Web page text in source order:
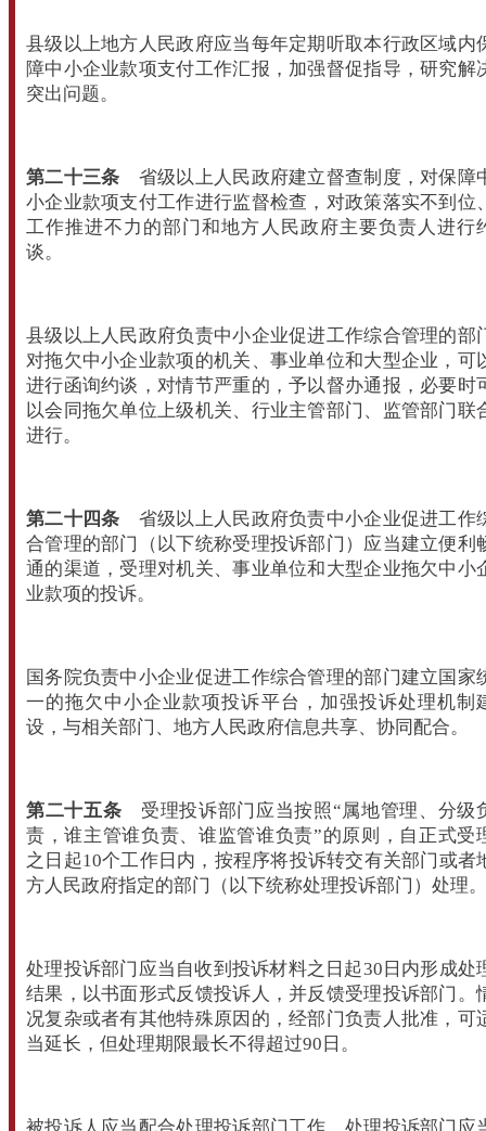
县级以上地方人民政府应当每年定期听取本行政区域内
障中小企业款项支付工作汇报，加强督促指导，研究解
突出问题。
第二十三条 省级以上人民政府建立督查制度，对保障
小企业款项支付工作进行监督检查，对政策落实不到位
工作推进不力的部门和地方人民政府主要负责人进行
谈。
县级以上人民政府负责中小企业促进工作综合管理的部
对拖欠中小企业款项的机关、事业单位和大型企业，可
进行函询约谈，对情节严重的，予以督办通报，必要时
以会同拖欠单位上级机关、行业主管部门、监管部门联
进行。
第二十四条 省级以上人民政府负责中小企业促进工作
合管理的部门（以下统称受理投诉部门）应当建立便利
通的渠道，受理对机关、事业单位和大型企业拖欠中小
业款项的投诉。
国务院负责中小企业促进工作综合管理的部门建立国家
一的拖欠中小企业款项投诉平台，加强投诉处理机制
设，与相关部门、地方人民政府信息共享、协同配合。
第二十五条 受理投诉部门应当按照“属地管理、分级
责，谁主管谁负责、谁监管谁负责”的原则，自正式受
之日起10个工作日内，按程序将投诉转交有关部门或者
方人民政府指定的部门（以下统称处理投诉部门）处理。
处理投诉部门应当自收到投诉材料之日起30日内形成处
结果，以书面形式反馈投诉人，并反馈受理投诉部门。
况复杂或者有其他特殊原因的，经部门负责人批准，可
当延长，但处理期限最长不得超过90日。
被投诉人应当配合处理投诉部门工作。处理投诉部门应